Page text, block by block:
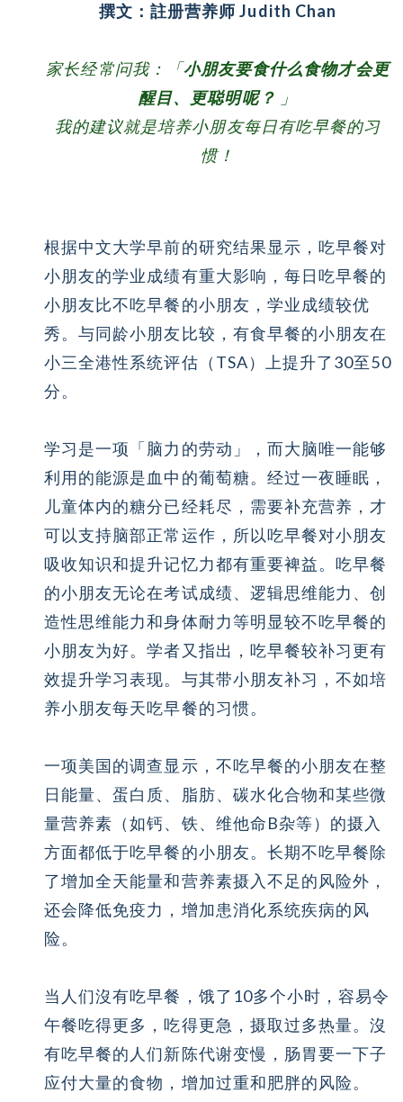
撰文：註册营养师 Judith Chan
家长经常问我：「小朋友要食什么食物才会更
醒目、更聪明呢？ 」
我的建议就是培养小朋友每日有吃早餐的习
惯！
根据中文大学早前的研究结果显示，吃早餐对
小朋友的学业成绩有重大影响，每日吃早餐的
小朋友比不吃早餐的小朋友，学业成绩较优
秀。与同龄小朋友比较，有食早餐的小朋友在
小三全港性系统评估（TSA）上提升了30至50
分。
学习是一项「脑力的劳动」，而大脑唯一能够
利用的能源是血中的葡萄糖。经过一夜睡眠，
儿童体内的糖分已经耗尽，需要补充营养，才
可以支持脑部正常运作，所以吃早餐对小朋友
吸收知识和提升记忆力都有重要裨益。吃早餐
的小朋友无论在考试成绩、逻辑思维能力、创
造性思维能力和身体耐力等明显较不吃早餐的
小朋友为好。学者又指出，吃早餐较补习更有
效提升学习表现。与其带小朋友补习，不如培
养小朋友每天吃早餐的习惯。
一项美国的调查显示，不吃早餐的小朋友在整
日能量、蛋白质、脂肪、碳水化合物和某些微
量营养素（如钙、铁、维他命B杂等）的摄入
方面都低于吃早餐的小朋友。长期不吃早餐除
了增加全天能量和营养素摄入不足的风险外，
还会降低免疫力，增加患消化系统疾病的风
险。
当人们沒有吃早餐，饿了10多个小时，容易令
午餐吃得更多，吃得更急，摄取过多热量。沒
有吃早餐的人们新陈代谢变慢，肠胃要一下子
应付大量的食物，增加过重和肥胖的风险。